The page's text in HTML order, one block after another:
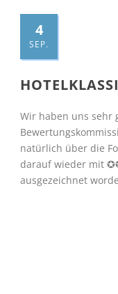
4
SEP.
Wir haben uns sehr
natürlich über die
darauf wieder mit
ausgezeichnet